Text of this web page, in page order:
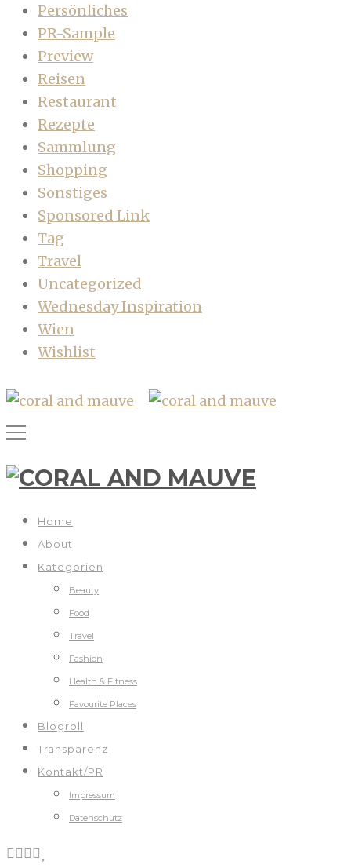
Persönliches
PR-Sample
Preview
Reisen
Restaurant
Rezepte
Sammlung
Shopping
Sonstiges
Sponsored Link
Tag
Travel
Uncategorized
Wednesday Inspiration
Wien
Wishlist
Home
About
Kategorien
Beauty
Food
Travel
Fashion
Health & Fitness
Favourite Places
Blogroll
Transparenz
Kontakt/PR
Impressum
Datenschutz